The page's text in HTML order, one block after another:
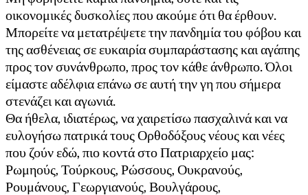
οικονομικές δυσκολίες που ακούμε ότι θα έρθουν.
Μπορείτε να μετατρέψετε την πανδημία του φόβου και
της ασθένειας σε ευκαιρία συμπαράστασης και αγάπης
προς τον συνάνθρωπο, προς τον κάθε άνθρωπο. Όλοι
είμαστε αδέλφια επάνω σε αυτή την γη που σήμερα
στενάζει και αγωνιά.
Θα ήθελα, ιδιατέρως, να χαιρετίσω πασχαλινά και να
ευλογήσω πατρικά τους Ορθοδόξους νέους και νέες
που ζούν εδώ, πιο κοντά στο Πατριαρχείο μας:
Ρωμηούς, Τούρκους, Ρώσσους, Ουκρανούς,
Ρουμάνους, Γεωργιανούς, Βουλγάρους,